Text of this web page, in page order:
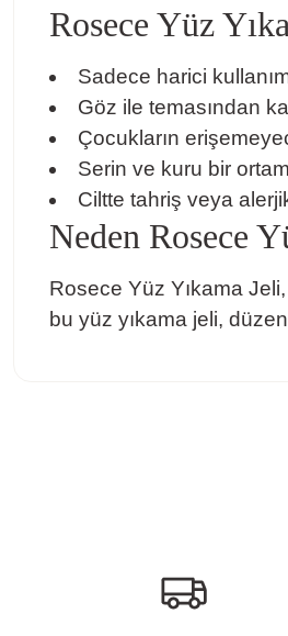
Rosece Yüz
Sadece harici
Göz ile temasından
Çocukların
Serin ve kuru bir
Ciltte tahriş veya
Neden Rosece
Rosece Yüz Yıkama
bu yüz yıkama jeli,
Bu ürüne benzer farklı alternatifler